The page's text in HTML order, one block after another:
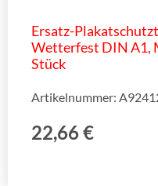
Ersatz-
Wetterfest DIN A1,
Stück
22,66 €
Artikelnummer: